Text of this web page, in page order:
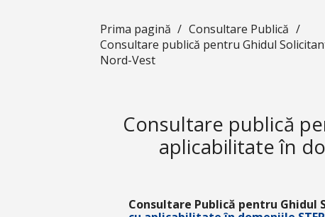
Prima pagină / Consultare Publică /
Consultare publică pentru Ghidul
Nord-Vest
Consultare publică
aplicabilitate în
Consultare Publică pentru Ghidul